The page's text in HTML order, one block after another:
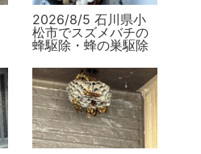
2026/8/5 石川県小
松市でスズメバチの
蜂駆除・蜂の巣駆除